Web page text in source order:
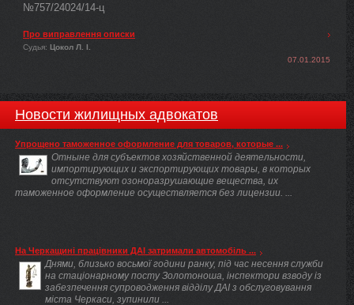
№757/24024/14-ц
Про виправлення описки
Судья: Цокол Л. І.
07.01.2015
Новости жилищных адвокатов
Упрощено таможенное оформление для товаров, которые ...
Отныне для субъектов хозяйственной деятельности,
импортирующих и экспортирующих товары, в которых
отсутствуют озоноразрушающие вещества, их
таможенное оформление осуществляется без лицензии. ...
На Черкащині працівники ДАІ затримали автомобіль ...
Днями, близько восьмої години ранку, під час несення служби
на стаціонарному посту Золотоноша, інспектори взводу із
забезпечення супроводження відділу ДАІ з обслуговування
міста Черкаси, зупинили ...